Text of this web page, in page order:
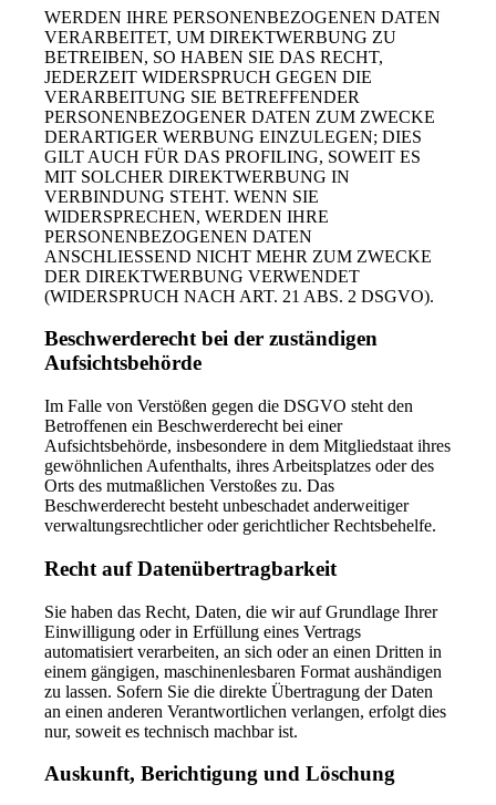
WERDEN IHRE PERSONENBEZOGENEN DATEN
VERARBEITET, UM DIREKTWERBUNG ZU
BETREIBEN, SO HABEN SIE DAS RECHT,
JEDERZEIT WIDERSPRUCH GEGEN DIE
VERARBEITUNG SIE BETREFFENDER
PERSONENBEZOGENER DATEN ZUM ZWECKE
DERARTIGER WERBUNG EINZULEGEN; DIES
GILT AUCH FÜR DAS PROFILING, SOWEIT ES
MIT SOLCHER DIREKTWERBUNG IN
VERBINDUNG STEHT. WENN SIE
WIDERSPRECHEN, WERDEN IHRE
PERSONENBEZOGENEN DATEN
ANSCHLIESSEND NICHT MEHR ZUM ZWECKE
DER DIREKTWERBUNG VERWENDET
(WIDERSPRUCH NACH ART. 21 ABS. 2 DSGVO).
Beschwerde­recht bei der zuständigen
Aufsichts­behörde
Im Falle von Verstößen gegen die DSGVO steht den
Betroffenen ein Beschwerderecht bei einer
Aufsichtsbehörde, insbesondere in dem Mitgliedstaat ihres
gewöhnlichen Aufenthalts, ihres Arbeitsplatzes oder des
Orts des mutmaßlichen Verstoßes zu. Das
Beschwerderecht besteht unbeschadet anderweitiger
verwaltungsrechtlicher oder gerichtlicher Rechtsbehelfe.
Recht auf Daten­übertrag­barkeit
Sie haben das Recht, Daten, die wir auf Grundlage Ihrer
Einwilligung oder in Erfüllung eines Vertrags
automatisiert verarbeiten, an sich oder an einen Dritten in
einem gängigen, maschinenlesbaren Format aushändigen
zu lassen. Sofern Sie die direkte Übertragung der Daten
an einen anderen Verantwortlichen verlangen, erfolgt dies
nur, soweit es technisch machbar ist.
Auskunft, Berichtigung und Löschung